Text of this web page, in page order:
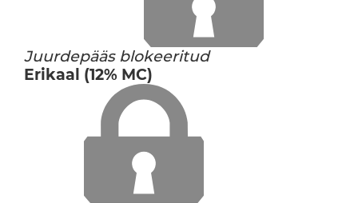
Juurdepääs blokeeritud
Erikaal (12% MC)